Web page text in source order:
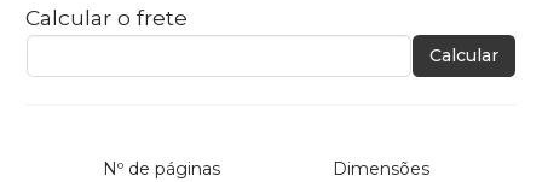
Calcular o frete
Calcular
Nº de páginas Dimensões